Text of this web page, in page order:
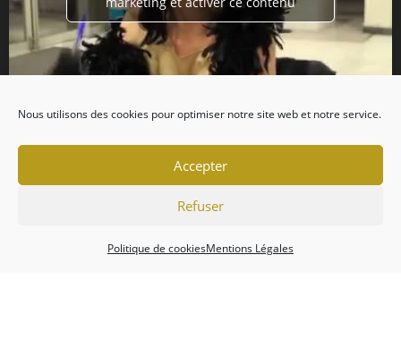
Nous utilisons des cookies pour optimiser notre site web et notre service.
Accepter
Refuser
Politique de cookiesMentions Légales